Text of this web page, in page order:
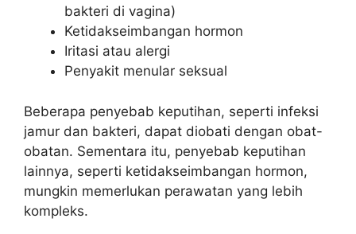
bakteri di vagina)
Ketidakseimbangan hormon
Iritasi atau alergi
Penyakit menular seksual
Beberapa penyebab keputihan, seperti infeksi
jamur dan bakteri, dapat diobati dengan obat-
obatan. Sementara itu, penyebab keputihan
lainnya, seperti ketidakseimbangan hormon,
mungkin memerlukan perawatan yang lebih
kompleks.